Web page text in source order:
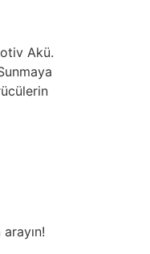
Akü.